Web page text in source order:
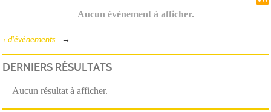
Aucun évènement à afficher.
+ d'évènements
DERNIERS RÉSULTATS
Aucun résultat à afficher.